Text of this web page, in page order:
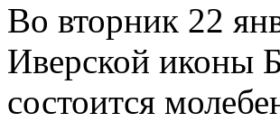
Во вторник 22
Иверской иконы
состоится